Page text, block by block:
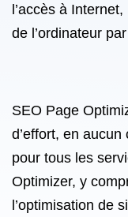
l’accès à
de l’ordinateur
SEO Page
d’effort, en
pour tous les
Optimizer, y
l’optimisation de